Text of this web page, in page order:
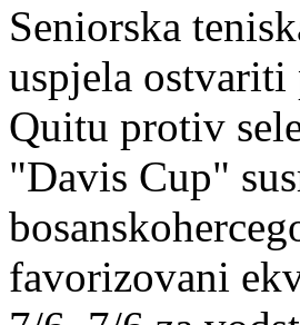
Seniorska
uspjela ostvariti
Quitu protiv
"Davis Cup"
favorizovani